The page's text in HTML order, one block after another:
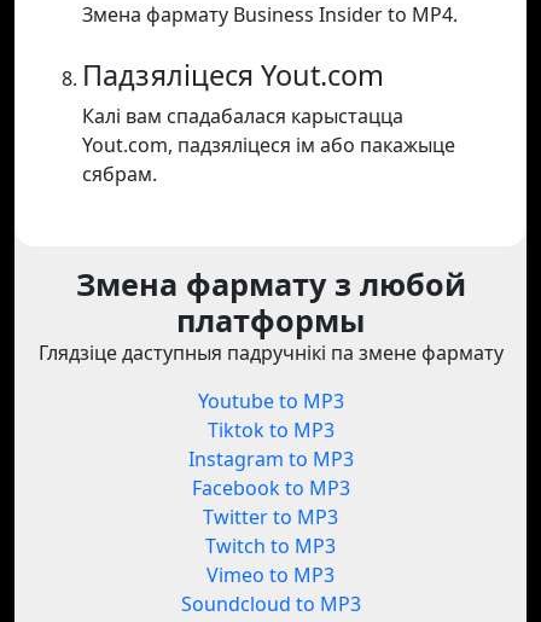
Змена фармату Business Insider to MP4.
Падзяліцеся Yout.com
Калі вам спадабалася карыстацца
Yout.com, падзяліцеся ім або пакажыце
сябрам.
Змена фармату з любой
платформы
Глядзіце даступныя падручнікі па змене фармату
Youtube to MP3
Tiktok to MP3
Instagram to MP3
Facebook to MP3
Twitter to MP3
Twitch to MP3
Vimeo to MP3
Soundcloud to MP3